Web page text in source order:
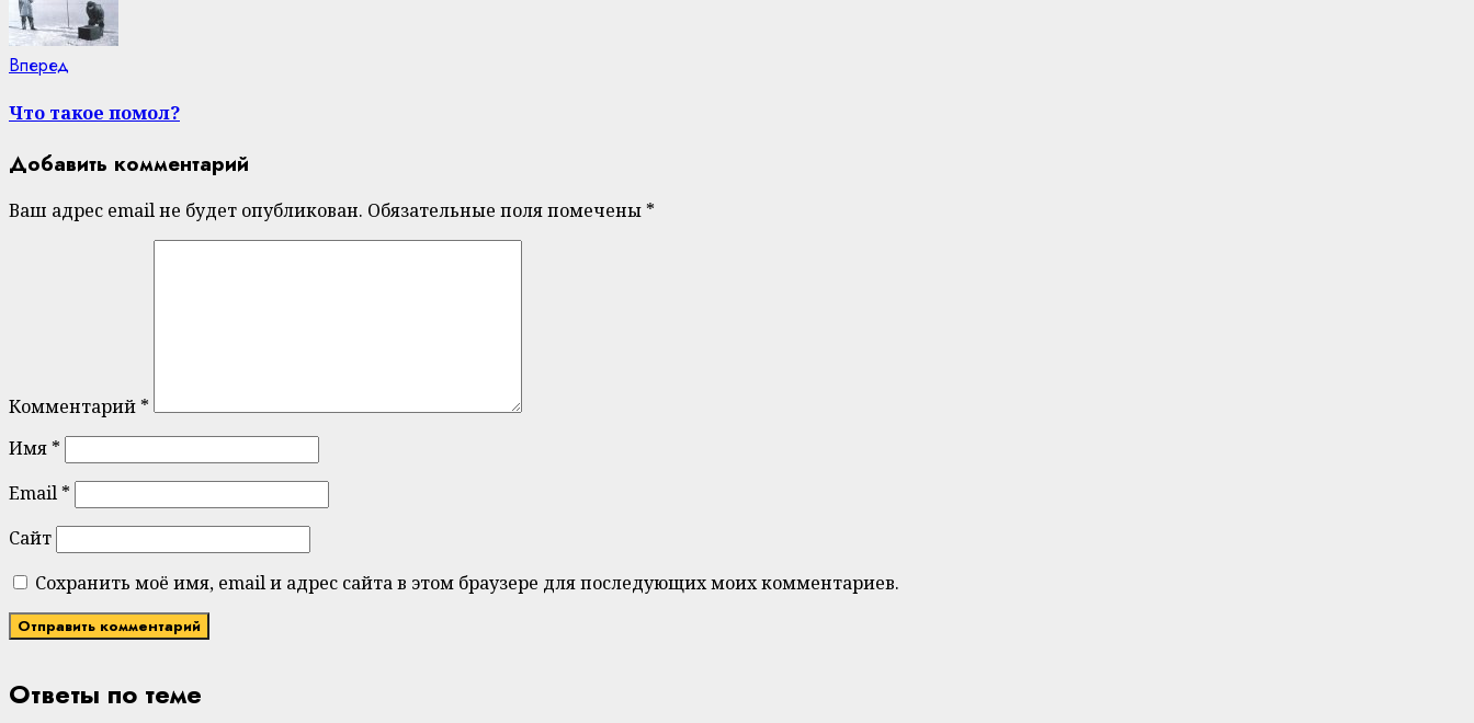
Вперед
Что такое помол?
Добавить комментарий
Ваш адрес email не будет опубликован. Обязательные поля помечены *
Комментарий *
Имя *
Email *
Сайт
Сохранить моё имя, email и адрес сайта в этом браузере для последующих моих комментариев.
Ответы по теме